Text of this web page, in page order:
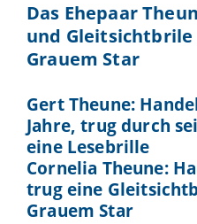
Das Ehepaar
und
Grauem Star
Gert Theune:
Jahre, trug durch
eine Lesebrille
Cornelia Theune:
trug eine
Grauem Star